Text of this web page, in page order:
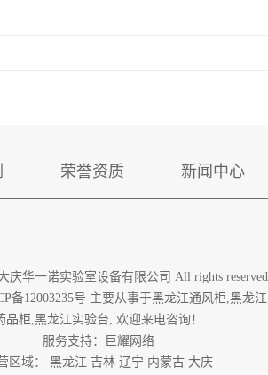
荣誉资质 新闻中心
庆华一诺实验室设备有限公司 All rights reserved
备12003235号 主要从事于黑龙江通风柜 黑龙江
品柜 黑龙江实验台 , 欢迎来电咨询！
服务支持：
巨耀网络
区域： 黑龙江 吉林 辽宁 内蒙古 大庆